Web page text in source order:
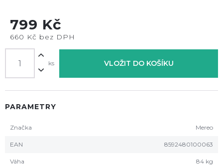
799 Kč
660 Kč bez DPH
ks VLOŽIT DO KOŠÍKU
PARAMETRY
Značka Mereo
EAN 8592480100063
Váha 84 kg